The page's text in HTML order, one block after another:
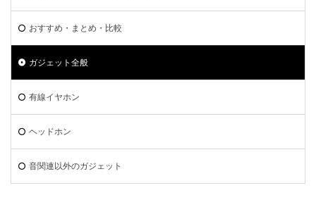
おすすめ・まとめ・比較
ガジェット全般
有線イヤホン
ヘッドホン
音関連以外のガジェット